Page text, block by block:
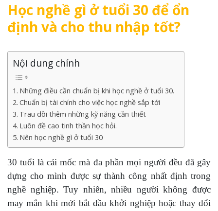
Học nghề gì ở tuổi 30 để ổn
định và cho thu nhập tốt?
Nội dung chính
Những điều cần chuẩn bị khi học nghề ở tuổi 30.
Chuẩn bị tài chính cho việc học nghề sắp tới
Trau dồi thêm những kỹ năng cần thiết
Luôn đề cao tinh thần học hỏi.
Nên học nghề gì ở tuổi 30
30 tuổi là cái mốc mà đa phần mọi người đều đã gây
dựng cho mình được sự thành công nhất định trong
nghề nghiệp. Tuy nhiên, nhiều người không được
may mắn khi mới bắt đầu khởi nghiệp hoặc thay đổi